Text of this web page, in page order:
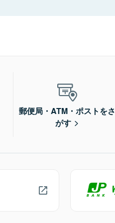
郵便局・ATM・ポストをさ
がす